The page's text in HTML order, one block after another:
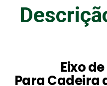
Eixo
Para Cadeira